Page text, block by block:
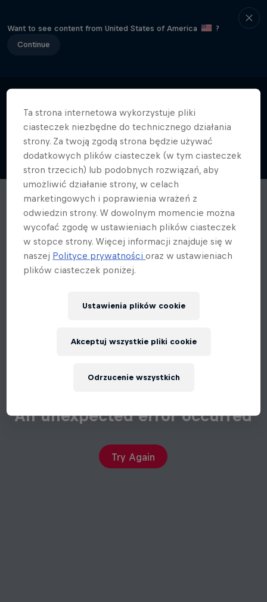
Want to see content from United States of America
?
Continue
An unexpected error occurred
Try Again
Ta strona internetowa wykorzystuje pliki
ciasteczek niezbędne do technicznego działania
strony. Za twoją zgodą strona będzie używać
dodatkowych plików ciasteczek (w tym ciasteczek
stron trzecich) lub podobnych rozwiązań, aby
umożliwić działanie strony, w celach
marketingowych i poprawienia wrażeń z
odwiedzin strony. W dowolnym momencie można
wycofać zgodę w ustawieniach plików ciasteczek
w stopce strony. Więcej informacji znajduje się w
naszej Polityce prywatnościoraz w ustawieniach
plików ciasteczek poniżej.
Ustawienia plików cookie
Odrzucenie wszystkich
Akceptuj wszystkie pliki cookie